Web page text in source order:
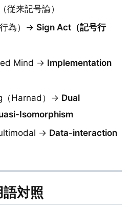
従来記号論）
為）→ Sign Act（記号行
Mind → Implementation
（Harnad）→ Dual
Isomorphism
→ Data-interaction
対照